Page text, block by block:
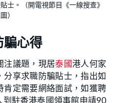
士。（開電視節目《一線搜查》
）
騙心得
注議題，現居泰國港人何家
享求職防騙貼士，指出如
肯定需要網絡面試，如獲聘
駐香港泰國領事館申請90